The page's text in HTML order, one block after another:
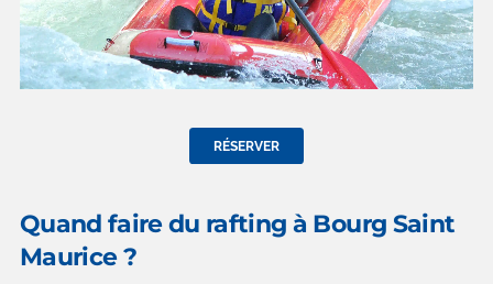
RÉSERVER
Quand faire du rafting à Bourg Saint
Maurice ?